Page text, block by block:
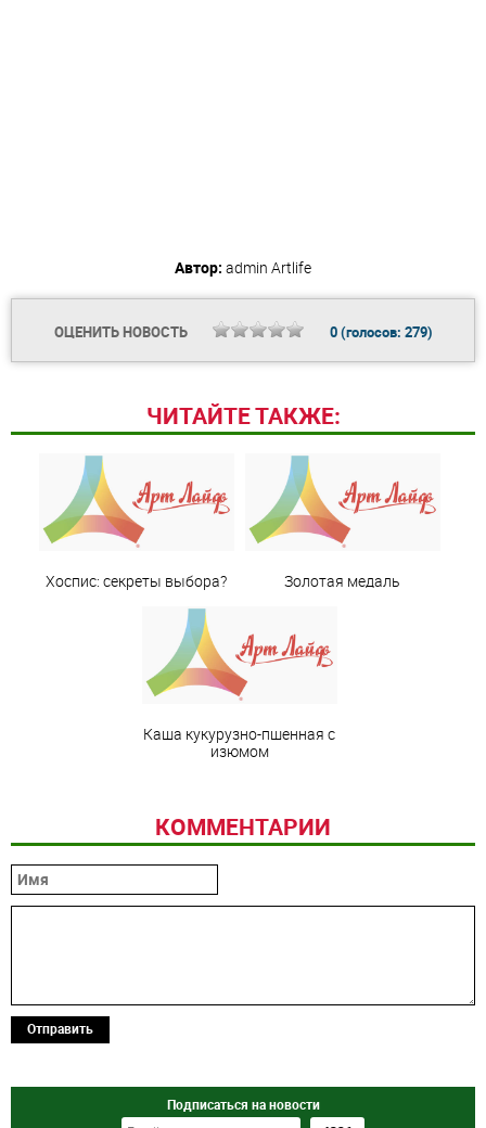
Автор: admin Artlife
ОЦЕНИТЬ НОВОСТЬ 0(голосов: 279)
ЧИТАЙТЕ ТАКЖЕ:
Хоспис: секреты выбора? Золотая медаль
Каша кукурузно-пшенная с
изюмом
КОММЕНТАРИИ
Отправить
Подписаться на новости